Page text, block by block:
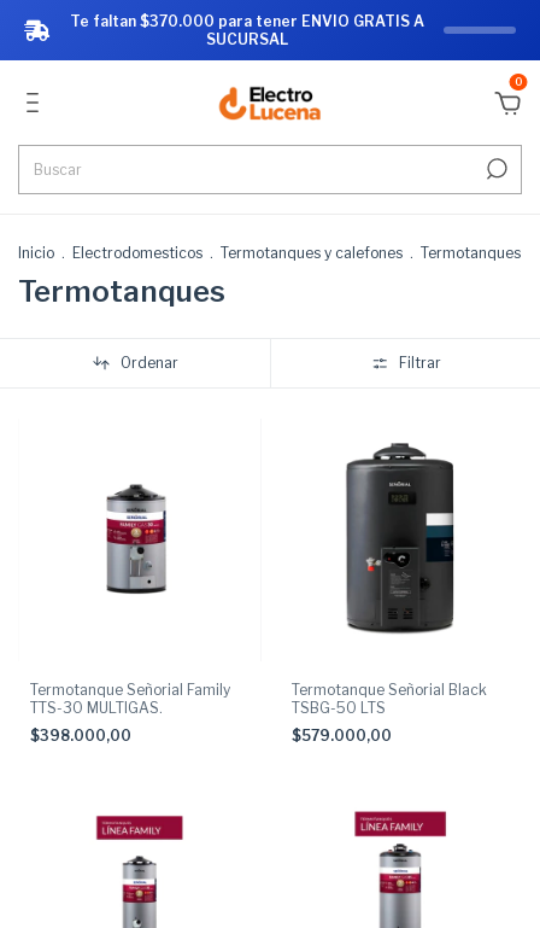
0
Inicio . Electrodomesticos . Termotanques y calefones . Termotanques
Termotanques
Ordenar Filtrar
Termotanque Señorial Family
TTS-30 MULTIGAS.
$398.000,00
Termotanque Señorial Black
TSBG-50 LTS
$579.000,00
Te faltan $370.000 para tener ENVIO GRATIS A
SUCURSAL